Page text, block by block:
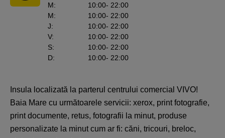
M: 10:00- 22:00
M: 10:00- 22:00
J: 10:00- 22:00
V: 10:00- 22:00
S: 10:00- 22:00
D: 10:00- 22:00
Insula localizată la parterul centrului comercial VIVO!
Baia Mare cu următoarele servicii: xerox, print fotografie,
print documente, retus, fotografii la minut, produse
personalizate la minut cum ar fi: căni, tricouri, breloc,